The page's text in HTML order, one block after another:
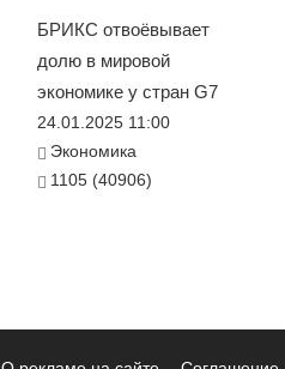
БРИКС отвоёвывает
долю в мировой
экономике у стран G7
24.01.2025 11:00
Экономика
1105 (40906)